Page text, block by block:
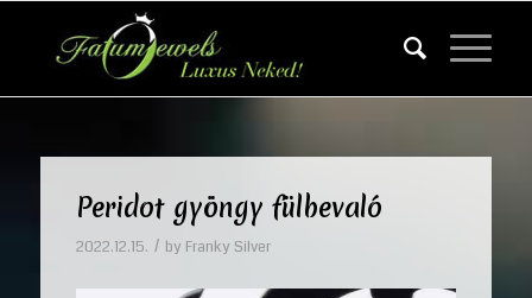
Peridot gyöngy fülbevaló
2022.12.15. / by Franky Silver